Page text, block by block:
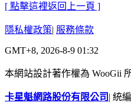
[ 點擊這裡返回上一頁 ]
隱私權政策| 服務條款
GMT+8, 2026-8-9 01:32
本網站設計著作權為 WooGii
卡星魁網路股份有限公司 | 統